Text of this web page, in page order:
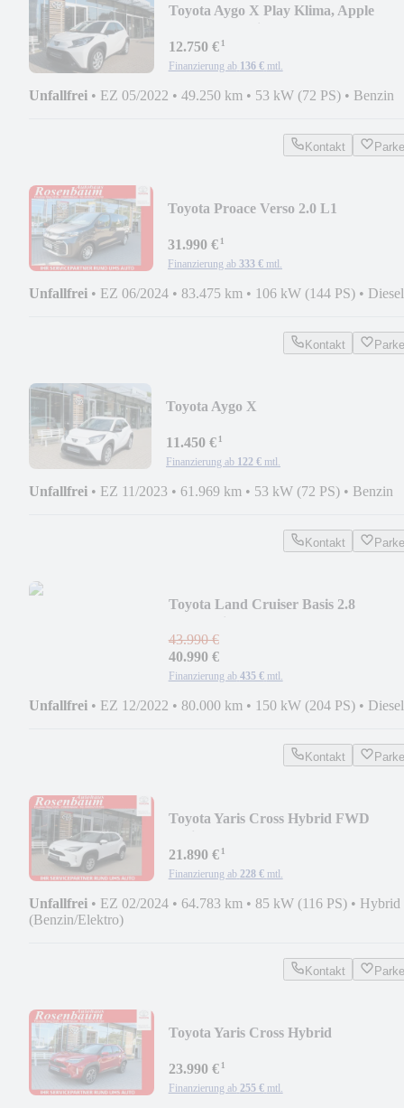
Toyota Aygo X Play Klima, Apple
12.750 €¹
Finanzierung ab 136 € mtl.
Unfallfrei • EZ 05/2022 • 49.250 km • 53 kW (72 PS) • Benzin
Kontakt
Toyota Proace Verso 2.0 L1
31.990 €¹
Finanzierung ab 333 € mtl.
Unfallfrei • EZ 06/2024 • 83.475 km • 106 kW (144 PS) • Diesel
Kontakt
Toyota Aygo X
CAR-PLAY*
11.450 €¹
Finanzierung ab 122 € mtl.
Unfallfrei • EZ 11/2023 • 61.969 km • 53 kW (72 PS) • Benzin
Kontakt
Toyota Land Cruiser Basis 2.8
43.990 €
40.990 €
Finanzierung ab 435 € mtl.
Unfallfrei • EZ 12/2022 • 80.000 km • 150 kW (204 PS) • Diesel
Kontakt
Toyota Yaris Cross Hybrid FWD
21.890 €¹
Finanzierung ab 228 € mtl.
Unfallfrei • EZ 02/2024 • 64.783 km • 85 kW (116 PS) • Hybrid
(Benzin/Elektro)
Kontakt
Toyota Yaris Cross Hybrid
23.990 €¹
Finanzierung ab 255 € mtl.